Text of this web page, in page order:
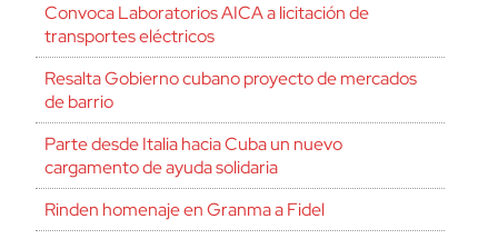
Convoca Laboratorios AICA a licitación de
transportes eléctricos
Resalta Gobierno cubano proyecto de mercados
de barrio
Parte desde Italia hacia Cuba un nuevo
cargamento de ayuda solidaria
Rinden homenaje en Granma a Fidel